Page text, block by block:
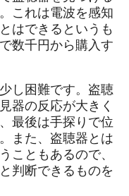
これは電波を感知
はできるというも
数千円から購入す
し困難です。盗聴
器の反応が大きく
最後は手探りで位
また、盗聴器とは
こともあるので、
判断できるものを